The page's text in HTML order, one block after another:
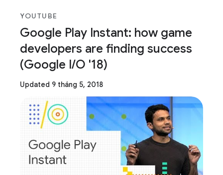
YOUTUBE
Google Play Instant: how game
developers are finding success
(Google I/O '18)
Updated 9 tháng 5, 2018